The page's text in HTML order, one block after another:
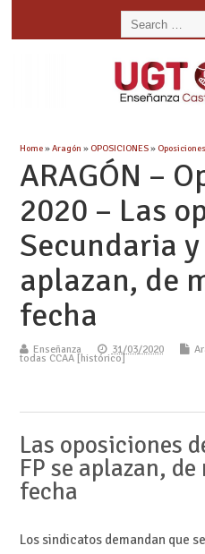
Home»Aragón » OPOSICIONES»
ARAGÓN –
2020 – Las
Secundaria y
aplazan, de
fecha
Enseñanza 31/03/2020
todas CCAA [histórico]
Las oposiciones
FP se aplazan,
fecha
Los sindicatos demandan que